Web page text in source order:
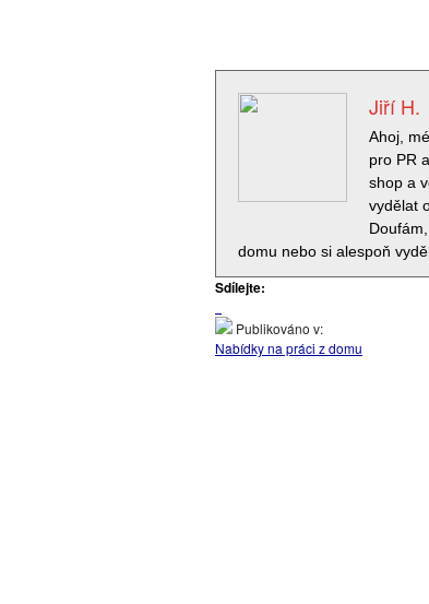
Jiří H.
Ahoj,
pro PR
shop a
vydělat
domu nebo si alespoň
Sdílejte:
Publikováno v:
Nabídky na práci z domu